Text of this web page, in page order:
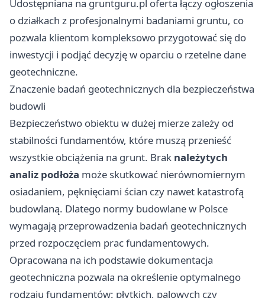
Udostępniana na gruntguru.pl oferta łączy ogłoszenia
o działkach z profesjonalnymi badaniami gruntu, co
pozwala klientom kompleksowo przygotować się do
inwestycji i podjąć decyzję w oparciu o rzetelne dane
geotechniczne.
Znaczenie badań geotechnicznych dla bezpieczeństwa
budowli
Bezpieczeństwo obiektu w dużej mierze zależy od
stabilności fundamentów, które muszą przenieść
wszystkie obciążenia na grunt. Brak należytych
analiz podłoża może skutkować nierównomiernym
osiadaniem, pęknięciami ścian czy nawet katastrofą
budowlaną. Dlatego normy budowlane w Polsce
wymagają przeprowadzenia badań geotechnicznych
przed rozpoczęciem prac fundamentowych.
Opracowana na ich podstawie dokumentacja
geotechniczna pozwala na określenie optymalnego
rodzaju fundamentów: płytkich, palowych czy